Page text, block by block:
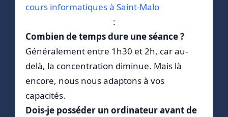
cours informatiques à Saint-Malo
:
Combien de temps dure une séance ?
Généralement entre 1h30 et 2h, car au-
delà, la concentration diminue. Mais là
encore, nous nous adaptons à vos
capacités.
Dois-je posséder un ordinateur avant de